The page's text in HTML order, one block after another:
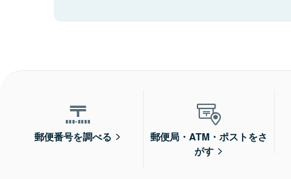
郵便番号を調べる
郵便局・ATM・ポストをさ
がす